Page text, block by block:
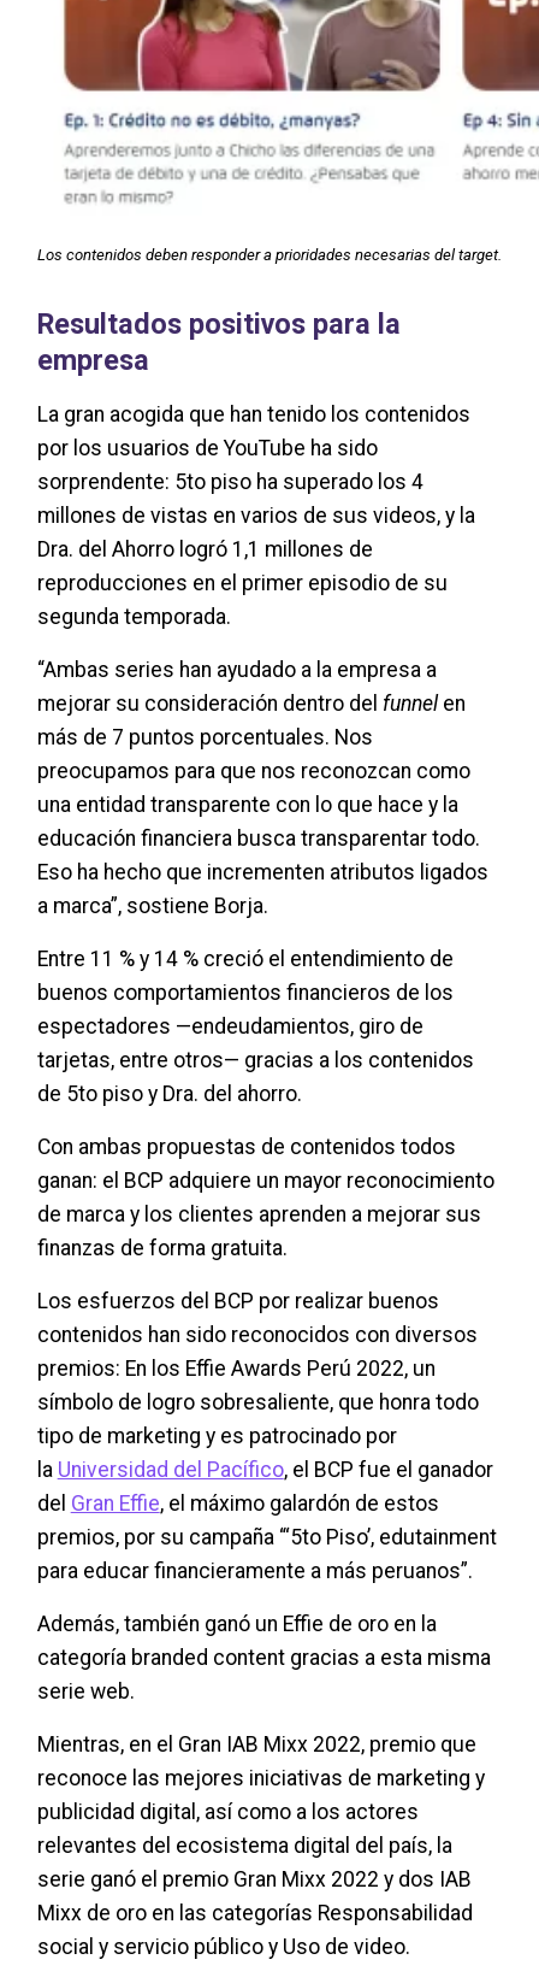
Los contenidos deben responder a prioridades necesarias del target.
Resultados positivos para la
empresa
La gran acogida que han tenido los contenidos
por los usuarios de YouTube ha sido
sorprendente: 5to piso ha superado los 4
millones de vistas en varios de sus videos, y la
Dra. del Ahorro logró 1,1 millones de
reproducciones en el primer episodio de su
segunda temporada.
“Ambas series han ayudado a la empresa a
mejorar su consideración dentro del funnelen
más de 7 puntos porcentuales. Nos
preocupamos para que nos reconozcan como
una entidad transparente con lo que hace y la
educación financiera busca transparentar todo.
Eso ha hecho que incrementen atributos ligados
a marca”, sostiene Borja.
Entre 11 % y 14 % creció el entendimiento de
buenos comportamientos financieros de los
espectadores —endeudamientos, giro de
tarjetas, entre otros— gracias a los contenidos
de 5to piso y Dra. del ahorro.
Con ambas propuestas de contenidos todos
ganan: el BCP adquiere un mayor reconocimiento
de marca y los clientes aprenden a mejorar sus
finanzas de forma gratuita.
Los esfuerzos del BCP por realizar buenos
contenidos han sido reconocidos con diversos
premios: En los Effie Awards Perú 2022, un
símbolo de logro sobresaliente, que honra todo
tipo de marketing y es patrocinado por
la Universidad del Pacífico, el BCP fue el ganador
del Gran Effie, el máximo galardón de estos
premios, por su campaña “‘5to Piso’, edutainment
para educar financieramente a más peruanos”.
Además, también ganó un Effie de oro en la
categoría branded content gracias a esta misma
serie web.
Mientras, en el Gran IAB Mixx 2022, premio que
reconoce las mejores iniciativas de marketing y
publicidad digital, así como a los actores
relevantes del ecosistema digital del país, la
serie ganó el premio Gran Mixx 2022 y dos IAB
Mixx de oro en las categorías Responsabilidad
social y servicio público y Uso de video.